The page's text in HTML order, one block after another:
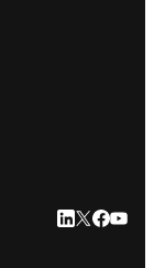
LinkedIn se
Twitter se